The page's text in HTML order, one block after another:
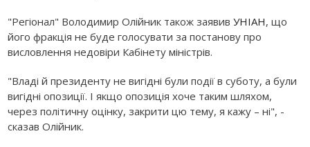
"Регіонал" Володимир Олійник також заявивУНІАН, що
його фракція не буде голосувати за постанову про
висловлення недовіри Кабінету міністрів.
"Владі й президенту не вигідні були події в суботу, а були
вигідні опозиції. І якщо опозиція хоче таким шляхом,
через політичну оцінку, закрити цю тему, я кажу – ні", -
сказав Олійник.